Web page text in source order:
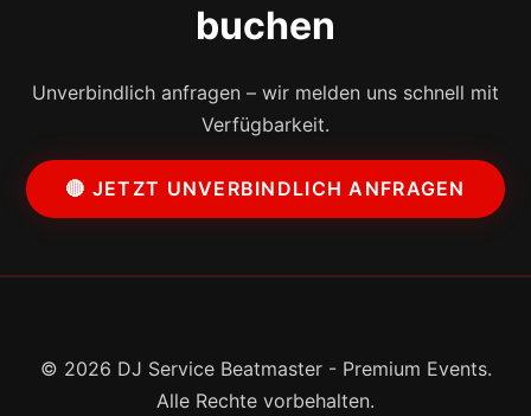
buchen
Unverbindlich anfragen – wir melden uns schnell mit
Verfügbarkeit.
🔴 JETZT UNVERBINDLICH ANFRAGEN
© 2026 DJ Service Beatmaster - Premium Events.
Alle Rechte vorbehalten.